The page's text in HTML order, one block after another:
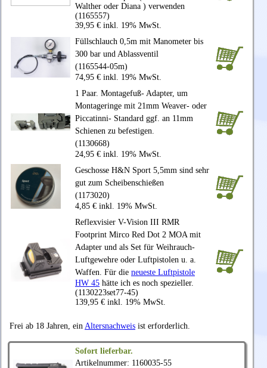
Walther oder Diana ) verwenden
(1165557)
39,95 € inkl. 19% MwSt.
Füllschlauch 0,5m mit Manometer bis
300 bar und Ablassventil
(1165544-05m)
74,95 € inkl. 19% MwSt.
1 Paar. Montagefuß- Adapter, um
Montageringe mit 21mm Weaver- oder
Piccatinni- Standard ggf. an 11mm
Schienen zu befestigen.
(1130668)
24,95 € inkl. 19% MwSt.
Geschosse H&N Sport 5,5mm sind sehr
gut zum Scheibenschießen
(1173020)
4,85 € inkl. 19% MwSt.
Reflexvisier V-Vision III RMR
Footprint Mirco Red Dot 2 MOA mit
Adapter und als Set für Weihrauch-
Luftgewehre oder Luftpistolen u. a.
Waffen. Für die neueste Luftpistole
HW 45 hätte ich es noch spezieller.
(1130223set77-45)
139,95 € inkl. 19% MwSt.
Frei ab 18 Jahren, ein Altersnachweis ist erforderlich.
Sofort lieferbar.
Artikelnummer: 1160035-55